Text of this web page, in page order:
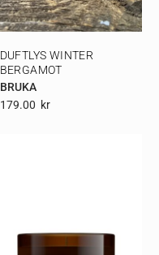
DUFTLYS WINTER
BERGAMOT
BRUKA
179.00 Kr